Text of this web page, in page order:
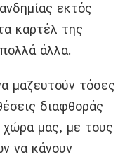
εκτός
καρτέλ της
άλλα.
μαζευτούν τόσες
διαφθοράς
μας, με τους
να κάνουν